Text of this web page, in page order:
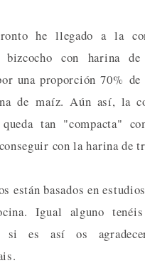
he llegado a la
bizcocho con harina
una proporción 70%
de maíz. Aún así, la
tan "compacta"
con la harina de
están basados en
Igual alguno
es así os